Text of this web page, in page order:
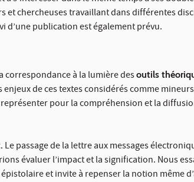
chercheuses travaillant dans différentes
publication est également prévu.
correspondance à la lumière desoutils
de ces textes considérés comme
pour la compréhension et la
Le passage de la lettre aux messages
évaluer l’impact et la signification. Nous
et invite à repenser la notion même